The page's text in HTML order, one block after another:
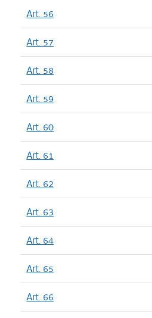
Art. 56
Art. 57
Art. 58
Art. 59
Art. 60
Art. 61
Art. 62
Art. 63
Art. 64
Art. 65
Art. 66